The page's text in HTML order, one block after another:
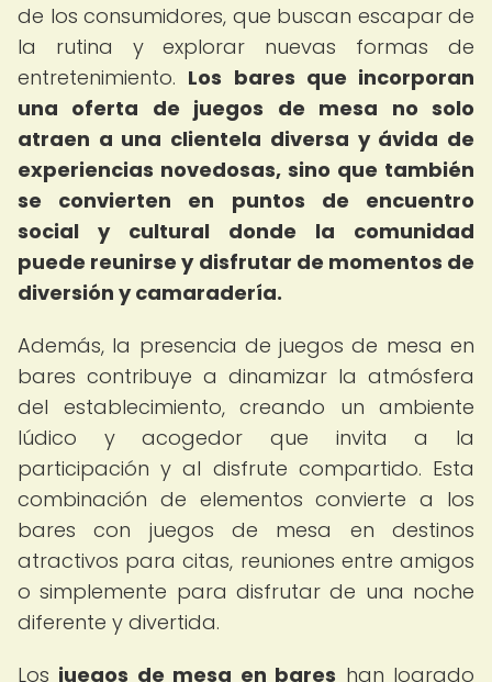
de los consumidores, que buscan escapar de
la rutina y explorar nuevas formas de
entretenimiento. Los bares que incorporan
una oferta de juegos de mesa no solo
atraen a una clientela diversa y ávida de
experiencias novedosas, sino que también
se convierten en puntos de encuentro
social y cultural donde la comunidad
puede reunirse y disfrutar de momentos de
diversión y camaradería.
Además, la presencia de juegos de mesa en
bares contribuye a dinamizar la atmósfera
del establecimiento, creando un ambiente
lúdico y acogedor que invita a la
participación y al disfrute compartido. Esta
combinación de elementos convierte a los
bares con juegos de mesa en destinos
atractivos para citas, reuniones entre amigos
o simplemente para disfrutar de una noche
diferente y divertida.
Los juegos de mesa en bares han logrado